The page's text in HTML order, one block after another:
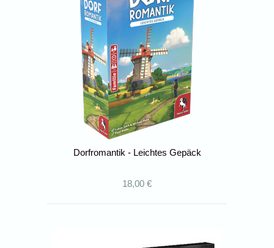
Dorfromantik - Leichtes Gepäck
18,00 €